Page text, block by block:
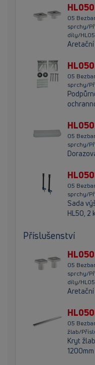
05
sprchy/
díly/
Aretační
05
sprchy/
05
sprchy/
05
sprchy/
Sada
HL50, 2
Příslušenství
05
sprchy/
díly/
05
žlab/
Kryt
1200mm